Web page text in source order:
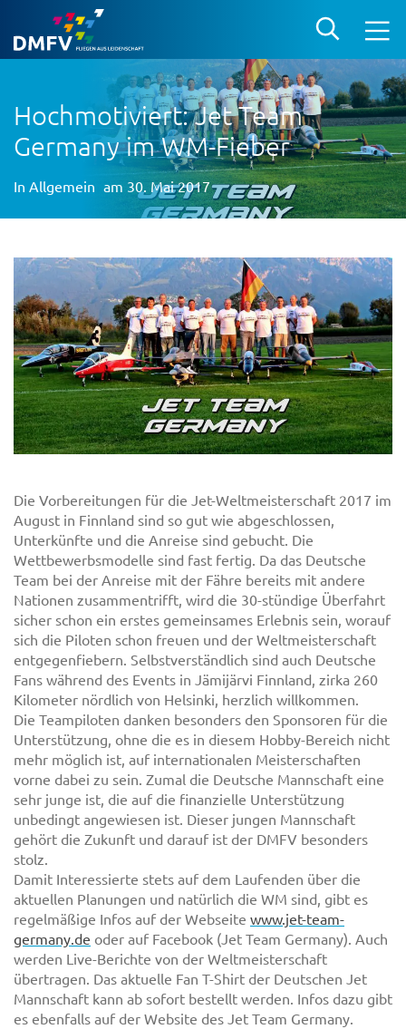
Hochmotiviert: Jet Team
Germany im WM-Fieber
In Allgemein am 30. Mai 2017
Die Vorbereitungen für die Jet-Weltmeisterschaft 2017 im
August in Finnland sind so gut wie abgeschlossen,
Unterkünfte und die Anreise sind gebucht. Die
Wettbewerbsmodelle sind fast fertig. Da das Deutsche
Team bei der Anreise mit der Fähre bereits mit andere
Nationen zusammentrifft, wird die 30-stündige Überfahrt
sicher schon ein erstes gemeinsames Erlebnis sein, worauf
sich die Piloten schon freuen und der Weltmeisterschaft
entgegenfiebern. Selbstverständlich sind auch Deutsche
Fans während des Events in Jämijärvi Finnland, zirka 260
Kilometer nördlich von Helsinki, herzlich willkommen.
Die Teampiloten danken besonders den Sponsoren für die
Unterstützung, ohne die es in diesem Hobby-Bereich nicht
mehr möglich ist, auf internationalen Meisterschaften
vorne dabei zu sein. Zumal die Deutsche Mannschaft eine
sehr junge ist, die auf die finanzielle Unterstützung
unbedingt angewiesen ist. Dieser jungen Mannschaft
gehört die Zukunft und darauf ist der DMFV besonders
stolz.
Damit Interessierte stets auf dem Laufenden über die
aktuellen Planungen und natürlich die WM sind, gibt es
regelmäßige Infos auf der Webseite www.jet-team-
germany.de oder auf Facebook (Jet Team Germany). Auch
werden Live-Berichte von der Weltmeisterschaft
übertragen. Das aktuelle Fan T-Shirt der Deutschen Jet
Mannschaft kann ab sofort bestellt werden. Infos dazu gibt
es ebenfalls auf der Website des Jet Team Germany.